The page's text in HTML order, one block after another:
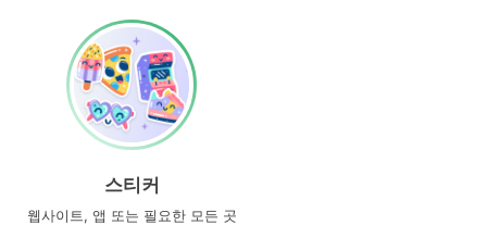
스티커
웹사이트, 앱 또는 필요한 모든 곳